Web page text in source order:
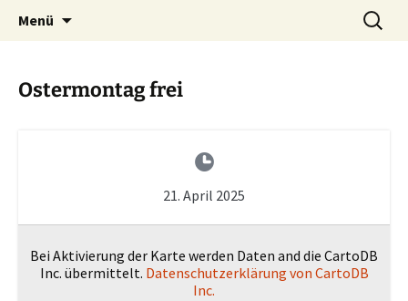
Menü
Suchen
nach:
Ostermontag frei
21. April 2025
Bei Aktivierung der Karte werden Daten and die CartoDB
Inc. übermittelt. Datenschutzerklärung von CartoDB
Inc.